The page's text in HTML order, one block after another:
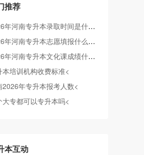
推荐
河南专升本录取时间是什么时候<
河南专升本志愿填报什么时间<
河南专升本文化课成绩什么时候公布<
本培训机构收费标准<
2026年专升本报考人数<
大专都可以专升本吗<
本互动